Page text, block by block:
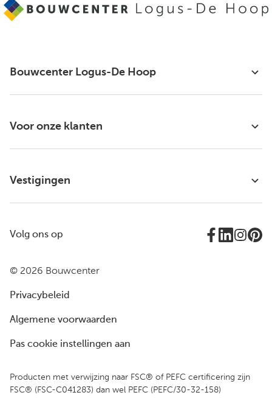
Bouwcenter Logus-De Hoop
Voor onze klanten
Vestigingen
© 2026 Bouwcenter
Privacybeleid
Algemene voorwaarden
Pas cookie instellingen aan
Volg ons op
Producten met verwijzing naar FSC® of PEFC certificering zijn
FSC® (FSC-C041283) dan wel PEFC (PEFC/30-32-158)